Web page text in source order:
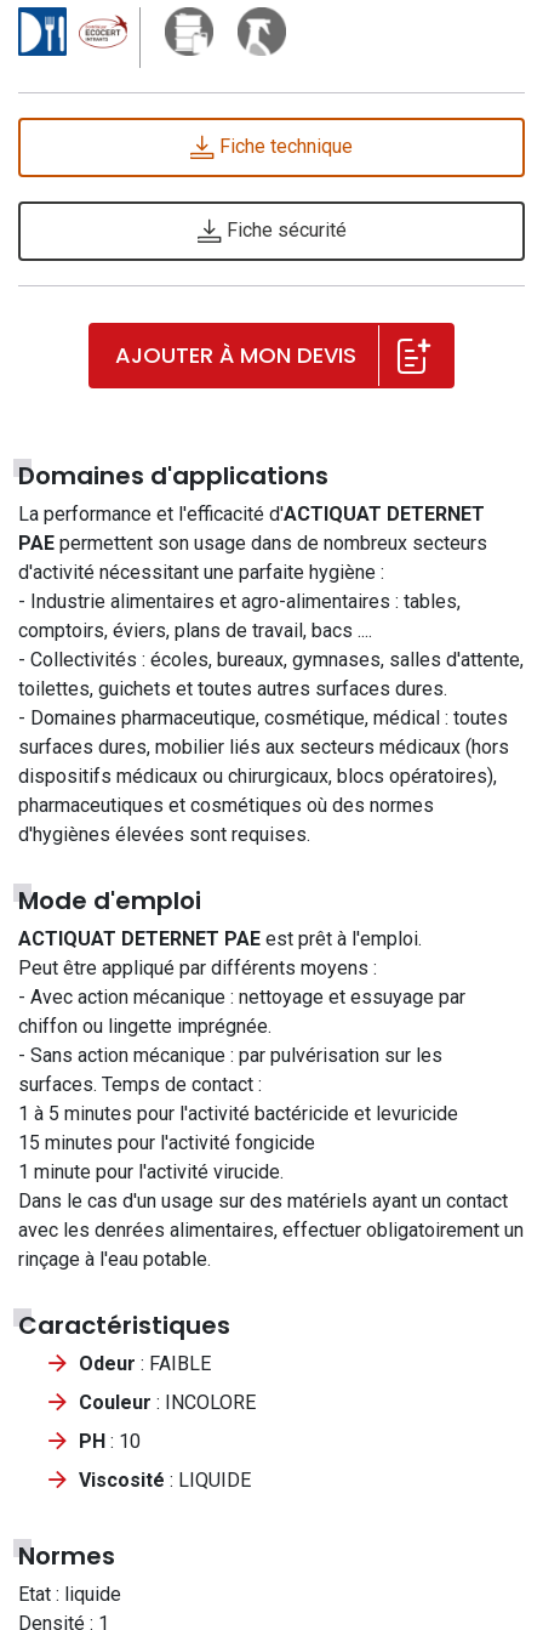
Fiche technique
Fiche sécurité
AJOUTER À MON DEVIS
Domaines d'applications
La performance et l'efficacité d'ACTIQUAT DETERNET
PAE permettent son usage dans de nombreux secteurs
d'activité nécessitant une parfaite hygiène :
- Industrie alimentaires et agro-alimentaires : tables,
comptoirs, éviers, plans de travail, bacs ....
- Collectivités : écoles, bureaux, gymnases, salles d'attente,
toilettes, guichets et toutes autres surfaces dures.
- Domaines pharmaceutique, cosmétique, médical : toutes
surfaces dures, mobilier liés aux secteurs médicaux (hors
dispositifs médicaux ou chirurgicaux, blocs opératoires),
pharmaceutiques et cosmétiques où des normes
d'hygiènes élevées sont requises.
Mode d'emploi
ACTIQUAT DETERNET PAE est prêt à l'emploi.
Peut être appliqué par différents moyens :
- Avec action mécanique : nettoyage et essuyage par
chiffon ou lingette imprégnée.
- Sans action mécanique : par pulvérisation sur les
surfaces. Temps de contact :
1 à 5 minutes pour l'activité bactéricide et levuricide
15 minutes pour l'activité fongicide
1 minute pour l'activité virucide.
Dans le cas d'un usage sur des matériels ayant un contact
avec les denrées alimentaires, effectuer obligatoirement un
rinçage à l'eau potable.
Caractéristiques
Odeur : FAIBLE
Couleur : INCOLORE
PH : 10
Viscosité : LIQUIDE
Normes
Etat : liquide
Densité : 1